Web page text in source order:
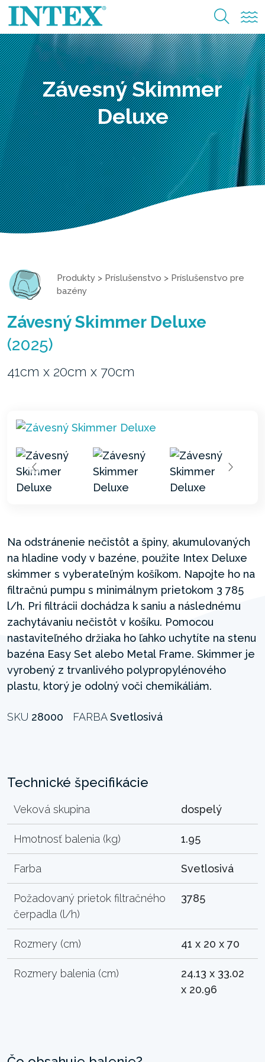
Závesný Skimmer
Deluxe
Produkty > Príslušenstvo > Príslušenstvo pre
bazény
Závesný Skimmer Deluxe
(2025)
41cm x 20cm x 70cm
Na odstránenie nečistôt a špiny, akumulovaných
na hladine vody v bazéne, použite Intex Deluxe
skimmer s vyberateľným košíkom. Napojte ho na
filtračnú pumpu s minimálnym prietokom 3 785
l/h. Pri filtrácii dochádza k saniu a následnému
zachytávaniu nečistôt v košíku. Pomocou
nastaviteľného držiaka ho ľahko uchytíte na stenu
bazéna Easy Set alebo Metal Frame. Skimmer je
vyrobený z trvanlivého polypropylénového
plastu, ktorý je odolný voči chemikáliám.
SKU 28000 FARBASvetlosivá
Technické špecifikácie
Veková skupina dospelý
Hmotnosť balenia (kg) 1.95
Farba Svetlosivá
Požadovaný prietok filtračného
čerpadla (l/h)
3785
Rozmery (cm) 41 x 20 x 70
Rozmery balenia (cm)
24.13 x 33.02
x 20.96